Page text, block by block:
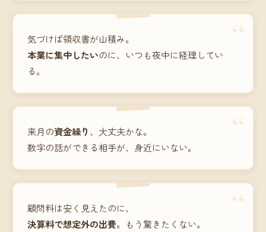
“
気づけば領収書が山積み。
本業に集中したいのに、いつも夜中に経理してい
る。
“
来月の資金繰り 、大丈夫かな。
数字の話ができる相手が、身近にいない。
“
顧問料は安く見えたのに、
決算料で想定外の出費。もう驚きたくない。